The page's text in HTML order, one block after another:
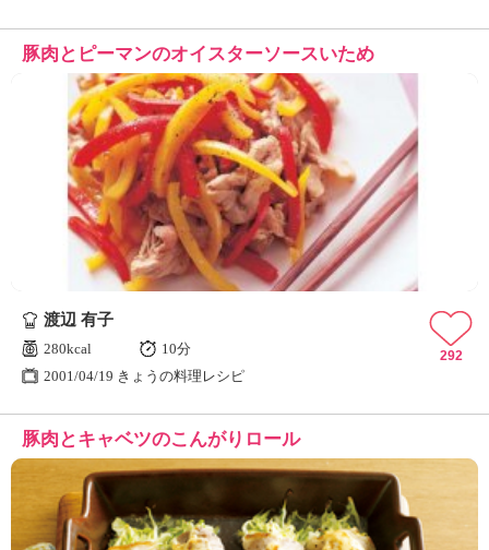
豚肉とピーマンのオイスターソースいため
渡辺 有子
280kcal
10分
2001/04/19 きょうの料理レシピ
292
豚肉とキャベツのこんがりロール